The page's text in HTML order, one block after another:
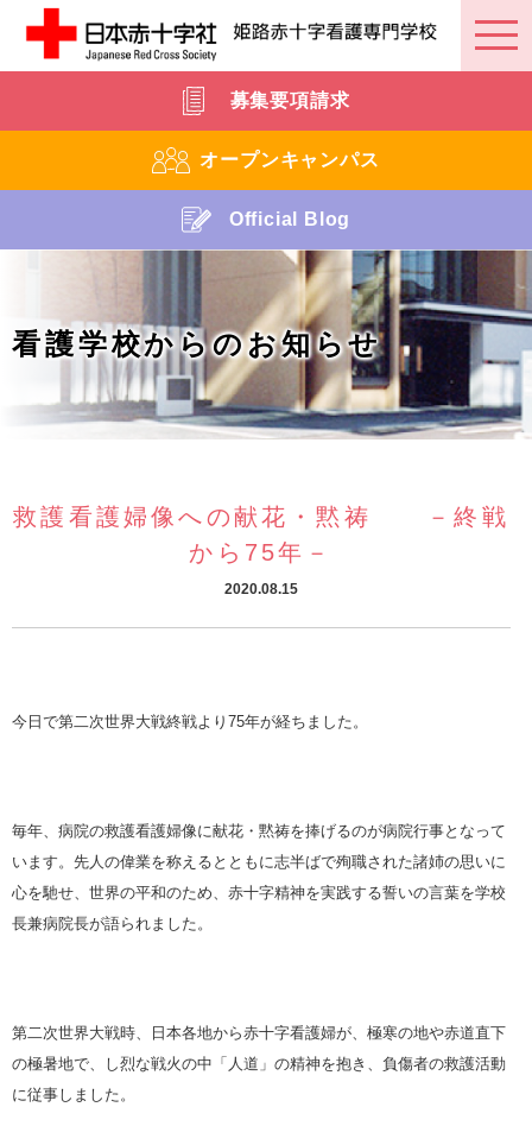
募集要項請求
オープンキャンパス
Official Blog
看護学校からのお知らせ
救護看護婦像への献花・黙祷 －終戦
から75年－
2020.08.15
今日で第二次世界大戦終戦より75年が経ちました。
毎年、病院の救護看護婦像に献花・黙祷を捧げるのが病院行事となって
います。先人の偉業を称えるとともに志半ばで殉職された諸姉の思いに
心を馳せ、世界の平和のため、赤十字精神を実践する誓いの言葉を学校
長兼病院長が語られました。
第二次世界大戦時、日本各地から赤十字看護婦が、極寒の地や赤道直下
の極暑地で、し烈な戦火の中「人道」の精神を抱き、負傷者の救護活動
に従事しました。